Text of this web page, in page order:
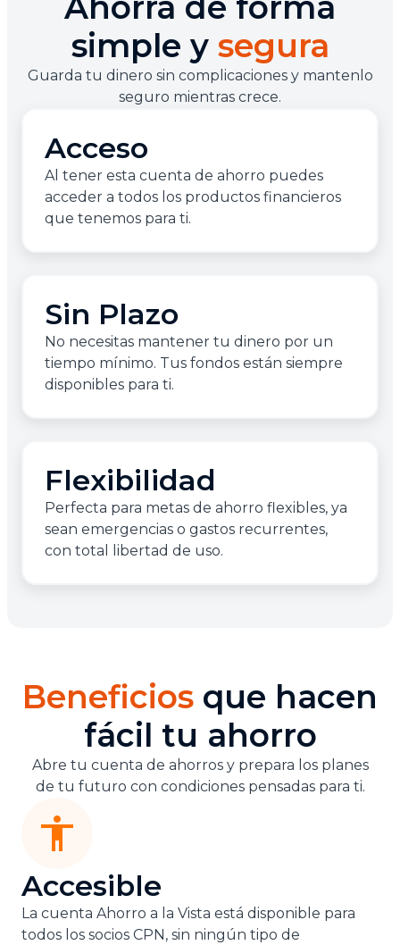
simple ysegura
Guarda tu dinero sin complicaciones y mantenlo
seguro mientras crece.
Acceso
Al tener esta cuenta de ahorro puedes
acceder a todos los productos financieros
que tenemos para ti.
Sin Plazo
No necesitas mantener tu dinero por un
tiempo mínimo. Tus fondos están siempre
disponibles para ti.
Flexibilidad
Perfecta para metas de ahorro flexibles, ya
sean emergencias o gastos recurrentes,
con total libertad de uso.
Beneficios que hacen
fácil tu ahorro
Abre tu cuenta de ahorros y prepara los planes
de tu futuro con condiciones pensadas para ti.
Accesible
La cuenta Ahorro a la Vista está disponible para
todos los socios CPN, sin ningún tipo de